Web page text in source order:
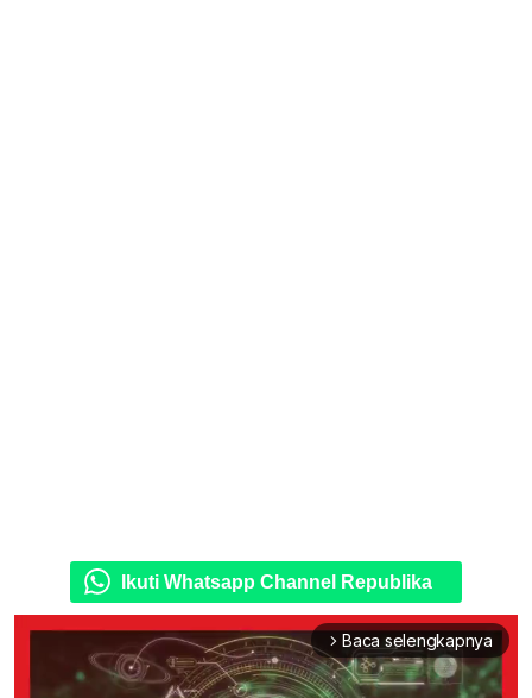
Ikuti Whatsapp Channel Republika
arrow_forward_ios Baca selengkapnya